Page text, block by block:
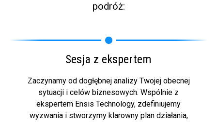
podróż:
Sesja z ekspertem
Zaczynamy od dogłębnej analizy Twojej obecnej
sytuacji i celów biznesowych. Wspólnie z
ekspertem Ensis Technology, zdefiniujemy
wyzwania i stworzymy klarowny plan działania,